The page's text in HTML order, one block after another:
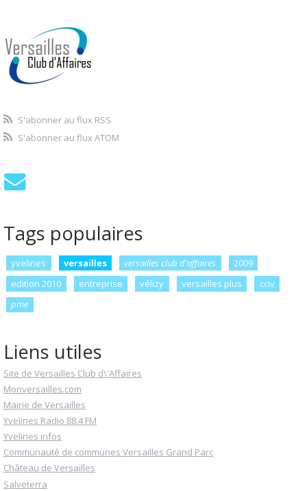
S'abonner au flux RSS
S'abonner au flux ATOM
Tags populaires
yvelines versailles versailles club d'affaires
2009
edition 2010
entreprise vélizy versailles plus
cciv
pme
Liens utiles
Site de Versailles Club d\'Affaires
Monversailles.com
Mairie de Versailles
Yvelines Radio 88.4 FM
Yvelines infos
Communauté de communes Versailles Grand Parc
Château de Versailles
Salveterra